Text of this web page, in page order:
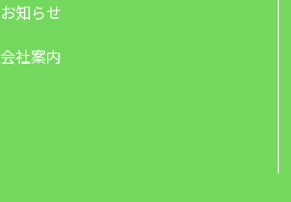
お知らせ
会社案内